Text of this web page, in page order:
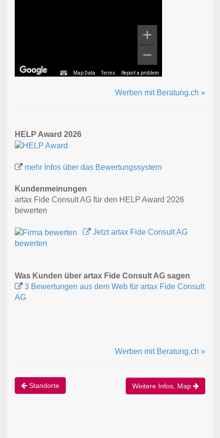
Map Data Terms Report a problem
Werben mit Beratung.ch »
HELP Award 2026
mehr Infos über das Bewertungssystem
Kundenmeinungen
artax Fide Consult AG für den HELP Award 2026
bewerten
Jetzt artax Fide Consult AG
bewerten
Was Kunden über artax Fide Consult AG sagen
3 Bewertungen aus dem Web für artax Fide Consult
AG
Werben mit Beratung.ch »
Standorte Weitere Infos, Map